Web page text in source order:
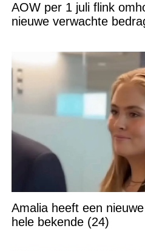
AOW per 1 juli flink
nieuwe verwachte
Amalia heeft een
hele bekende (24)